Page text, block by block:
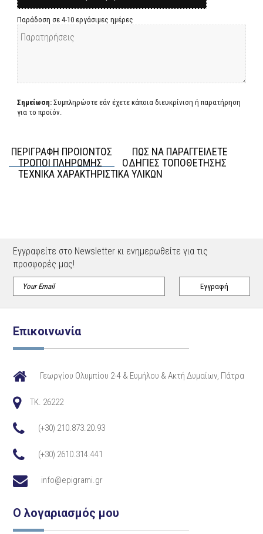
Παράδοση σε 4-10 εργάσιμες ημέρες
Σημείωση: Συμπληρώστε εάν έχετε κάποια διευκρίνιση ή παρατήρηση
για το προϊόν.
ΠΕΡΙΓΡΑΦΗ ΠΡΟΙΟΝΤΟΣ
ΠΩΣ ΝΑ ΠΑΡΑΓΓΕΙΛΕΤΕ
ΤΡΟΠΟΙ ΠΛΗΡΩΜΗΣ
ΟΔΗΓΙΕΣ ΤΟΠΟΘΕΤΗΣΗΣ
ΤΕΧΝΙΚΑ ΧΑΡΑΚΤΗΡΙΣΤΙΚΑ ΥΛΙΚΩΝ
Εγγραφείτε στο Newsletter κι ενημερωθείτε για τις
προσφορές μας!
Επικοινωνία
Γεωργίου Ολυμπίου 2-4 & Ευμήλου & Ακτή Δυμαίων, Πάτρα
TK. 26222
(+30) 210.873.20.93
(+30) 2610.314.441
info@epigrami.gr
Ο λογαριασμός μου